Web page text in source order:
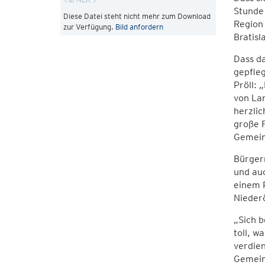
Diese Datei steht nicht mehr zum Download
zur Verfügung. Bild anfordern
Dass
Pröll:
von
große
und
einem
„Sich
toll,